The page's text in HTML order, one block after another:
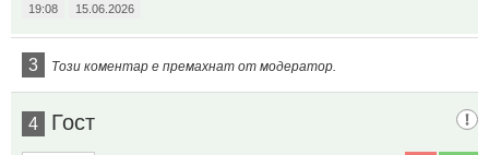
19:08 15.06.2026
3 Този коментар е премахнат от модератор.
4 Гост